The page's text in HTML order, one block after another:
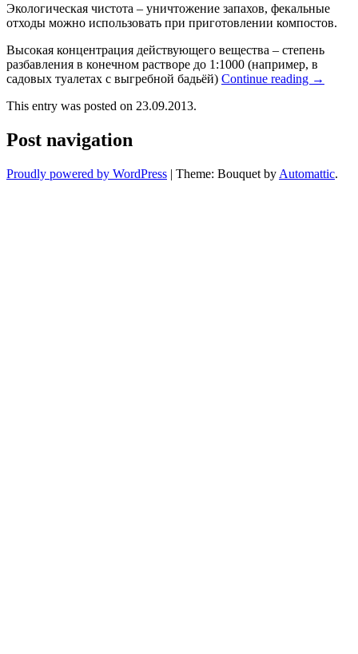
Экологическая чистота – уничтожение запахов, фекальные
отходы можно использовать при приготовлении компостов.
Высокая концентрация действующего вещества – степень
разбавления в конечном растворе до 1:1000 (например, в
садовых туалетах с выгребной бадьёй) Continue reading →
This entry was posted on 23.09.2013.
Post navigation
Proudly powered by WordPress | Theme: Bouquet by Automattic.